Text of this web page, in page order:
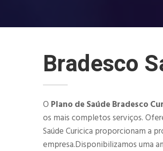
Bradesco
O Plano de Saúde Bradesco
os mais completos serviços.
Saúde Curicica proporcionam a
empresa.Disponibilizamos uma